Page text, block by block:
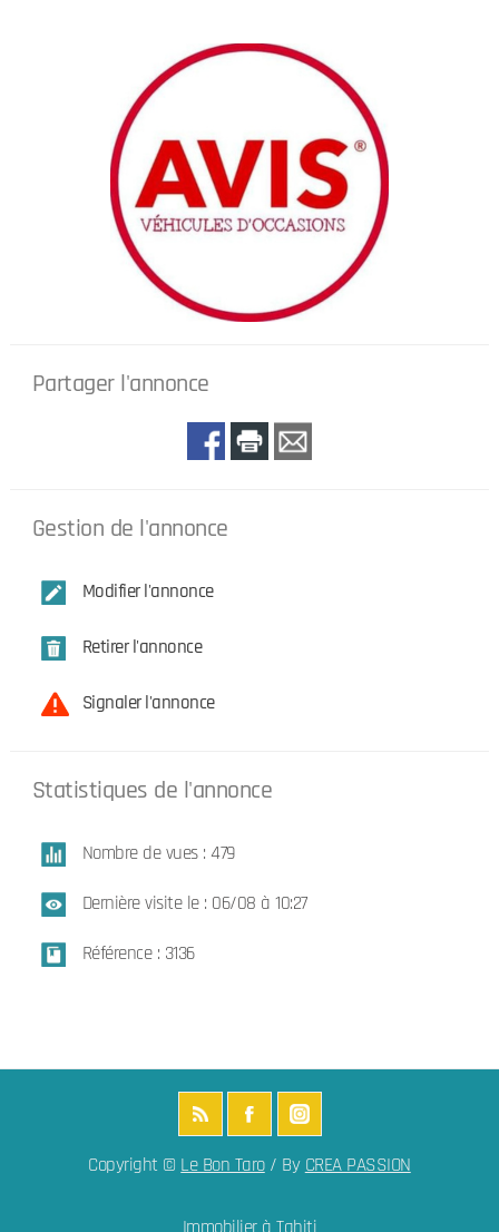
Partager l'annonce
Gestion de l'annonce
Modifier l'annonce
Retirer l'annonce
Signaler l'annonce
Statistiques de l'annonce
Nombre de vues : 479
Dernière visite le : 06/08 à 10:27
Référence : 3136
Copyright © Le Bon Taro/ By CREA PASSION